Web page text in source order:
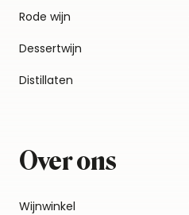
Rode wijn
Dessertwijn
Distillaten
Over ons
Wijnwinkel